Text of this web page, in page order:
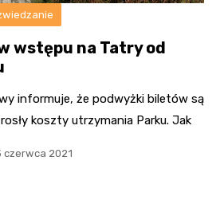
wstępu na Tatry od
informuje, że podwyżki biletów są
koszty utrzymania Parku. Jak
czerwca 2021